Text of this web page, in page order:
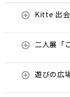
Kitte 出
二人展「
遊びの広